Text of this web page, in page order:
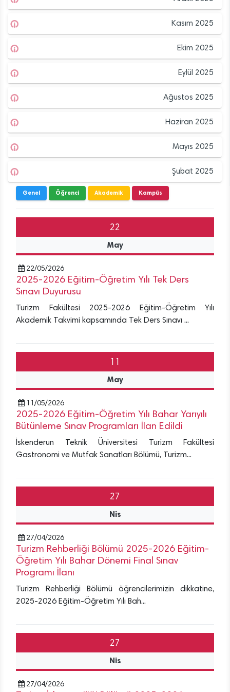
Kasım 2025
Ekim 2025
Eylül 2025
Ağustos 2025
Haziran 2025
Mayıs 2025
Şubat 2025
Genel Öğrenci Akademik Kampüs
22
May
22/05/2026
2025-2026 Eğitim-Öğretim Yılı Tek Ders
Sınavı Duyurusu
Turizm Fakültesi 2025-2026 Eğitim-Öğretim Yılı
Akademik Takvimi kapsamında Tek Ders Sınavı ...
11
May
11/05/2026
2025-2026 Eğitim-Öğretim Yılı Bahar Yarıyılı
Bütünleme Sınav Programları İlan Edildi
İskenderun Teknik Üniversitesi Turizm Fakültesi
Gastronomi ve Mutfak Sanatları Bölümü, Turizm...
27
Nis
27/04/2026
Turizm Rehberliği Bölümü 2025-2026 Eğitim-
Öğretim Yılı Bahar Dönemi Final Sınav
Programı İlanı
Turizm Rehberliği Bölümü öğrencilerimizin dikkatine,
2025-2026 Eğitim-Öğretim Yılı Bah...
27
Nis
27/04/2026